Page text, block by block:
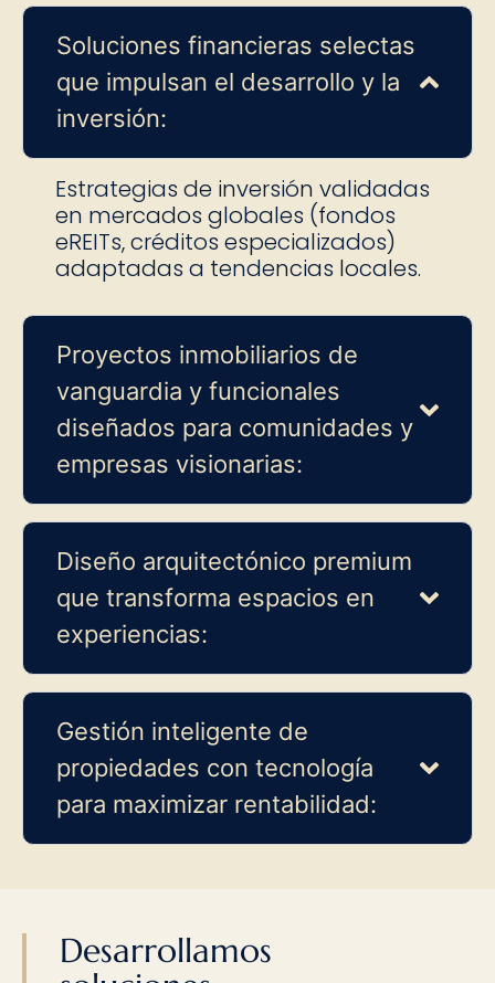
Soluciones financieras selectas
que impulsan el desarrollo y la
inversión:
Estrategias de inversión validadas
en mercados globales (fondos
eREITs, créditos especializados)
adaptadas a tendencias locales.
Proyectos inmobiliarios de
vanguardia y funcionales
diseñados para comunidades y
empresas visionarias:
Diseño arquitectónico premium
que transforma espacios en
experiencias:
Gestión inteligente de
propiedades con tecnología
para maximizar rentabilidad:
Desarrollamos